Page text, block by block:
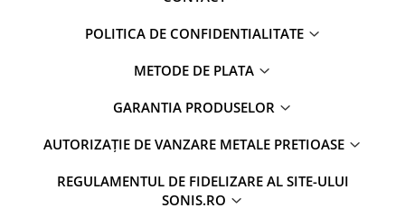
POLITICA DE CONFIDENTIALITATE
METODE DE PLATA
GARANTIA PRODUSELOR
AUTORIZAȚIE DE VANZARE METALE PRETIOASE
REGULAMENTUL DE FIDELIZARE AL SITE-ULUI
SONIS.RO